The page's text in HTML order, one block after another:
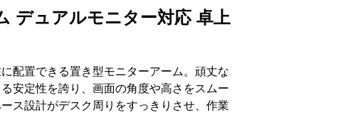
デュアルモニター対応 卓上
配置できる置き型モニターアーム。頑丈な
安定性を誇り、画面の角度や高さをスムー
ス設計がデスク周りをすっきりさせ、作業